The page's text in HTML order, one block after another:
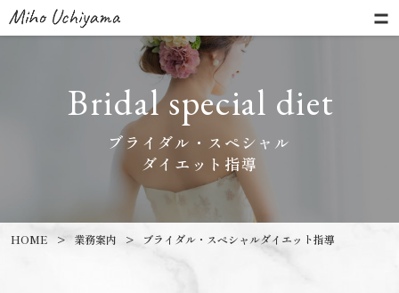
ブライダル・スペシャル
ダイエット指導
HOME > 業務案内 > ブライダル・スペシャルダイエット指導